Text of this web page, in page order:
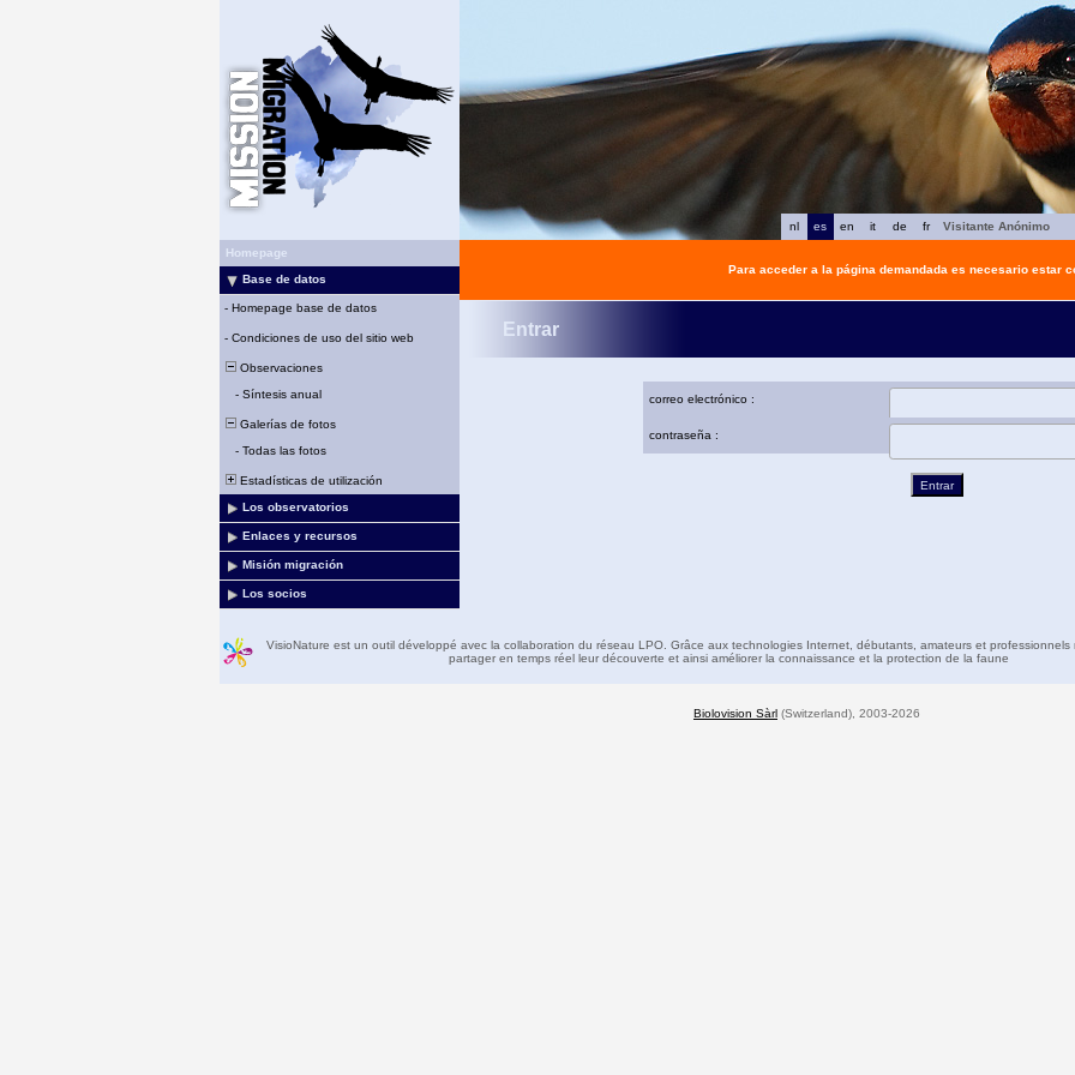
fr
de
it
en
es
nl
Visitante Anónimo
Homepage
Base de datos
- Homepage base de datos
- Condiciones de uso del sitio web
Observaciones
- Síntesis anual
Galerías de fotos
- Todas las fotos
Estadísticas de utilización
Los observatorios
Enlaces y recursos
Misión migración
Los socios
Para acceder a la página demandada es necesario estar
Entrar
correo electrónico :
contraseña :
VisioNature est un outil développé avec la collaboration du réseau LPO. Grâce aux technologies Internet, débutants, amateurs et professionnels
partager en temps réel leur découverte et ainsi améliorer la connaissance et la protection de la faune
Biolovision Sàrl (Switzerland), 2003-2026